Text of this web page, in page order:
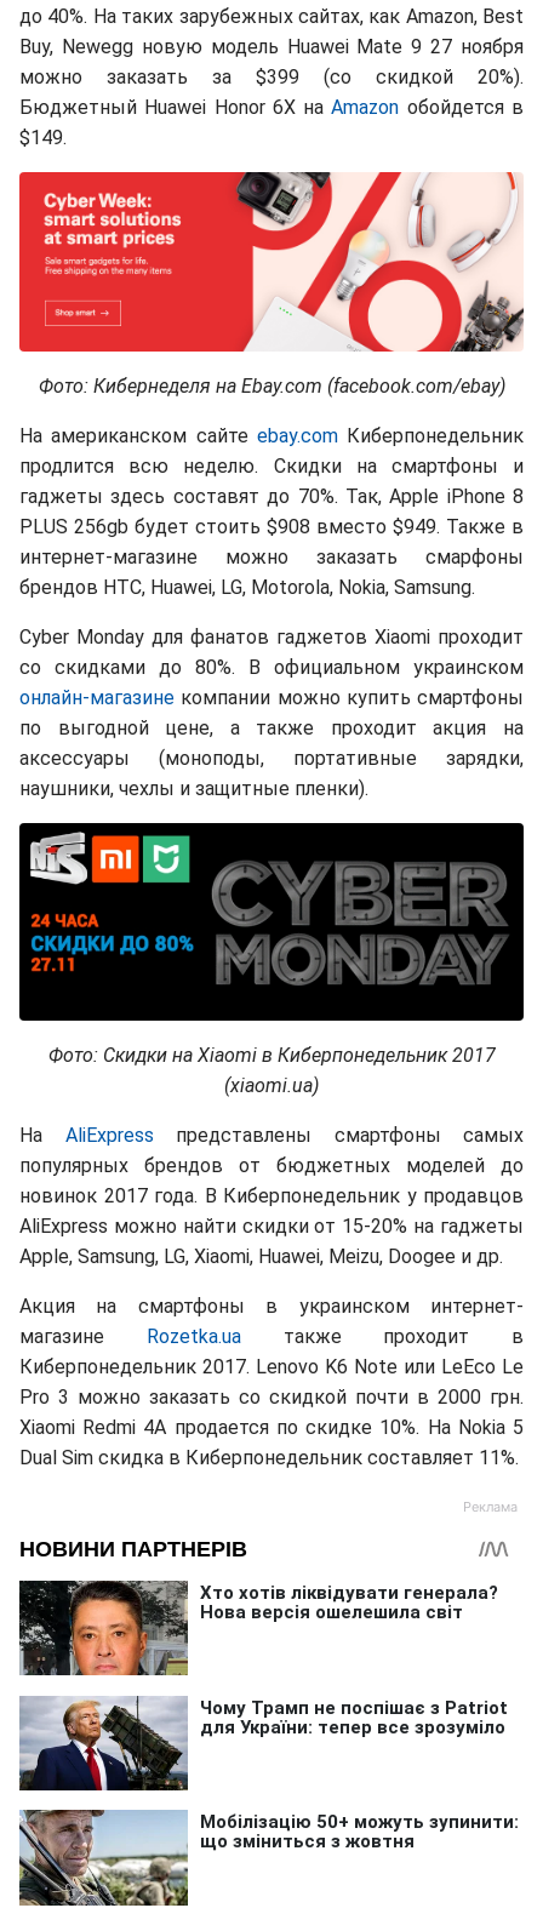
до 40%. На таких зарубежных сайтах, как Amazon, Best
Buy, Newegg новую модель Huawei Mate 9 27 ноября
можно заказать за $399 (со скидкой 20%).
Бюджетный Huawei Honor 6X наAmazon обойдется в
$149.
Фото: Кибернеделя на Ebay.com (facebook.com/ebay)
На американском сайте ebay.com Киберпонедельник
продлится всю неделю. Скидки на смартфоны и
гаджеты здесь составят до 70%. Так, Apple iPhone 8
PLUS 256gb будет стоить $908 вместо $949. Также в
интернет-магазине можно заказать смарфоны
брендов HTC, Huawei, LG, Motorola, Nokia, Samsung.
Cyber Monday для фанатов гаджетов Xiaomi проходит
со скидками до 80%. В официальном украинском
онлайн-магазине компании можно купить смартфоны
по выгодной цене, а также проходит акция на
аксессуары (моноподы, портативные зарядки,
наушники, чехлы и защитные пленки).
Фото: Скидки на Xiaomi в Киберпонедельник 2017
(xiaomi.ua)
На AliExpress представлены смартфоны самых
популярных брендов от бюджетных моделей до
новинок 2017 года. В Киберпонедельник у продавцов
AliExpress можно найти скидки от 15-20% на гаджеты
Apple, Samsung, LG, Xiaomi, Huawei, Meizu, Doogee и др.
Акция на смартфоны в украинском интернет-
магазине Rozetka.uaтакже проходит в
Киберпонедельник 2017. Lenovo K6 Note или LeEco Le
Pro 3 можно заказать со скидкой почти в 2000 грн.
Xiaomi Redmi 4A продается по скидке 10%. На Nokia 5
Dual Sim скидка в Киберпонедельник составляет 11%.